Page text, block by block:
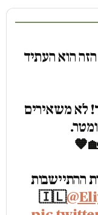
הוא העתיד
לא משאירים
ההתיישבות